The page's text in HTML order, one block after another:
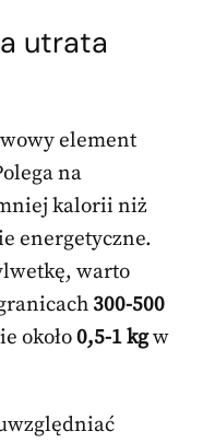
utrata
element
na
kalorii niż
energetyczne.
warto
300-500
około0,5-1 kgw